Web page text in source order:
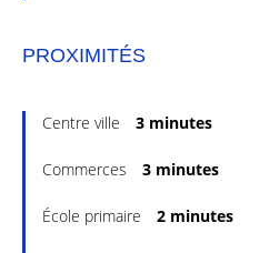
PROXIMITÉS
Centre ville 3 minutes
Commerces 3 minutes
École primaire 2 minutes